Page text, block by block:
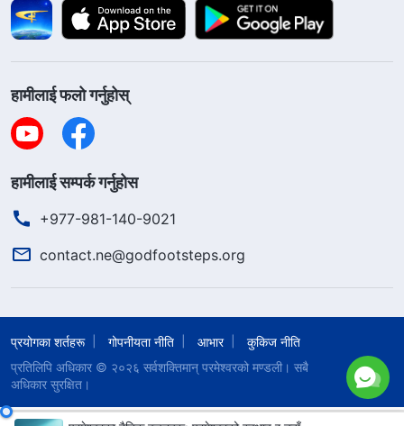
हामीलाई फलो गर्नुहोस्
हामीलाई सम्पर्क गर्नुहोस
+977-981-140-9021
contact.ne@godfootsteps.org
प्रयोगका शर्तहरू गोपनीयता नीति आभार
कुकिज नीति
प्रतिलिपि अधिकार © २०२६ सर्वशक्तिमान्‌ परमेश्‍वरको मण्डली । सबै
अधिकार सुरक्षित।